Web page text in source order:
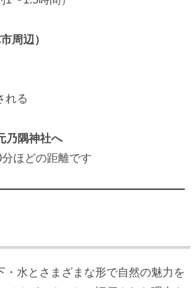
周辺）
れる
乃隅神社へ
ほどの距離です
・水とさまざまな形で自然の魅力を